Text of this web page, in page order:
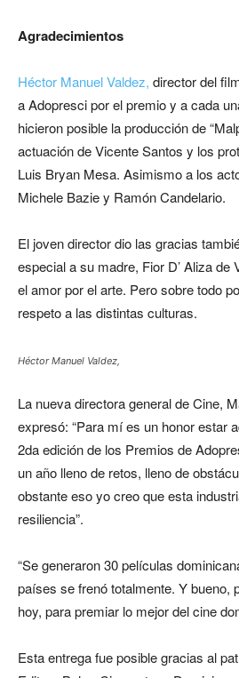
Agradecimientos
Héctor Manuel Valdez, director del
a Adopresci por el premio y a cada
hicieron posible la producción de
actuación de Vicente Santos y los
Luis Bryan Mesa. Asimismo a los
Michele Bazie y Ramón Candelario.
El joven director dio las gracias
especial a su madre, Fior D’ Aliza de
el amor por el arte. Pero sobre todo
respeto a las distintas culturas.
Héctor Manuel Valdez,
La nueva directora general de Cine,
expresó: “Para mí es un honor estar
2da edición de los Premios de
un año lleno de retos, lleno de
obstante eso yo creo que esta
resiliencia”.
“Se generaron 30 películas
países se frenó totalmente. Y bueno,
hoy, para premiar lo mejor del cine
Esta entrega fue posible gracias al